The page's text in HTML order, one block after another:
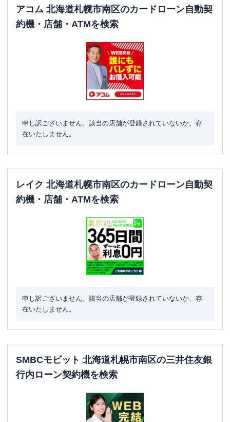
アコム 北海道札幌市南区のカードローン自動契
約機・店舗・ATMを検索
申し訳ございません。該当の店舗が登録されていないか、存
在いたしません。
レイク 北海道札幌市南区のカードローン自動契
約機・店舗・ATMを検索
申し訳ございません。該当の店舗が登録されていないか、存
在いたしません。
SMBCモビット 北海道札幌市南区の三井住友銀
行内ローン契約機を検索